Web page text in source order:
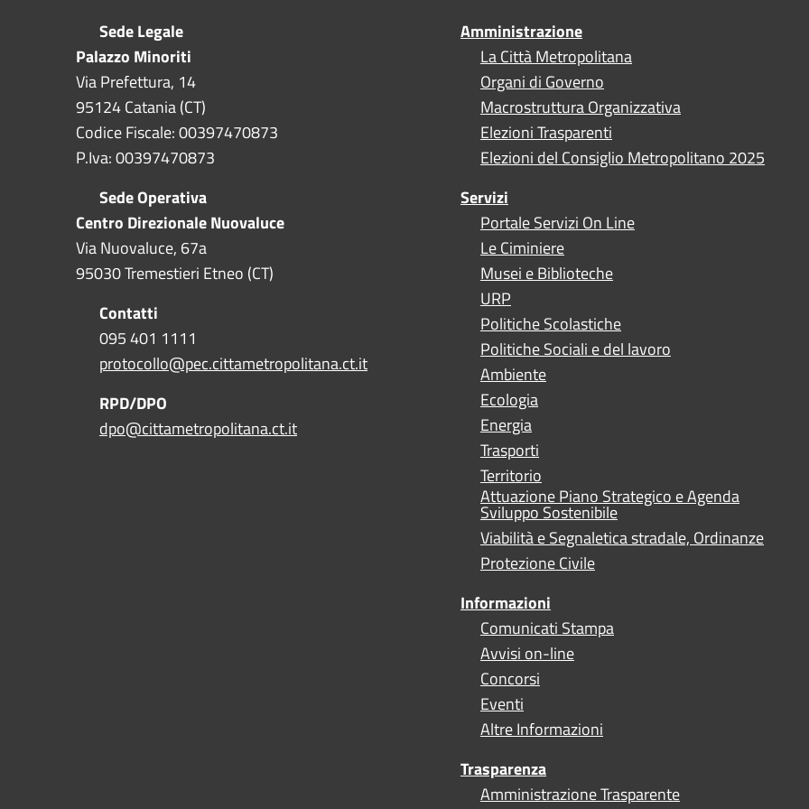
Sede Legale
Palazzo Minoriti
Via Prefettura, 14
95124 Catania (CT)
Codice Fiscale: 00397470873
P.Iva: 00397470873
Sede Operativa
Centro Direzionale Nuovaluce
Via Nuovaluce, 67a
95030 Tremestieri Etneo (CT)
Contatti
095 401 1111
protocollo@pec.cittametropolitana.ct.it
RPD/DPO
dpo@cittametropolitana.ct.it
Amministrazione
La Città Metropolitana
Organi di Governo
Macrostruttura Organizzativa
Elezioni Trasparenti
Elezioni del Consiglio Metropolitano 2025
Servizi
Portale Servizi On Line
Le Ciminiere
Musei e Biblioteche
URP
Politiche Scolastiche
Politiche Sociali e del lavoro
Ambiente
Ecologia
Energia
Trasporti
Territorio
Attuazione Piano Strategico e Agenda
Sviluppo Sostenibile
Viabilità e Segnaletica stradale, Ordinanze
Protezione Civile
Informazioni
Comunicati Stampa
Avvisi on-line
Concorsi
Eventi
Altre Informazioni
Trasparenza
Amministrazione Trasparente